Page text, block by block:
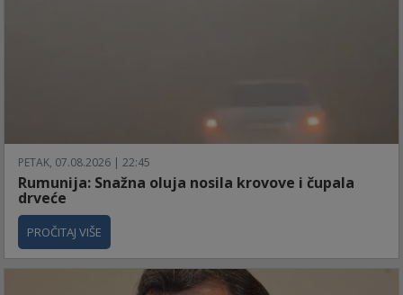
PETAK, 07.08.2026 | 22:45
Rumunija: Snažna oluja nosila krovove i čupala
drveće
PROČITAJ VIŠE